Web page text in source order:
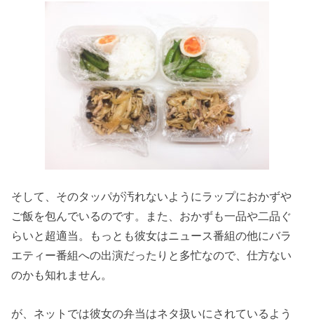
そして、そのタッパが汚れないようにラップにおかずや
ご飯を包んでいるのです。また、おかずも一品や二品ぐ
らいと超適当。もっとも彼女はニュース番組の他にバラ
エティー番組への出演だったりと多忙なので、仕方ない
のかも知れません。
が、ネットでは彼女の弁当はネタ扱いにされているよう